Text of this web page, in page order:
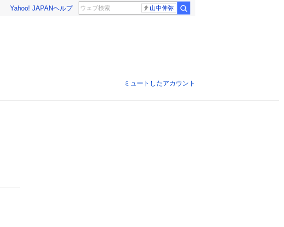
Yahoo! JAPANヘルプ 山中伸弥
ミュートしたアカウント